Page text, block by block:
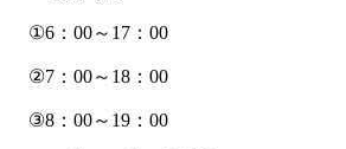
①6：00～17：00
②7：00～18：00
③8：00～19：00